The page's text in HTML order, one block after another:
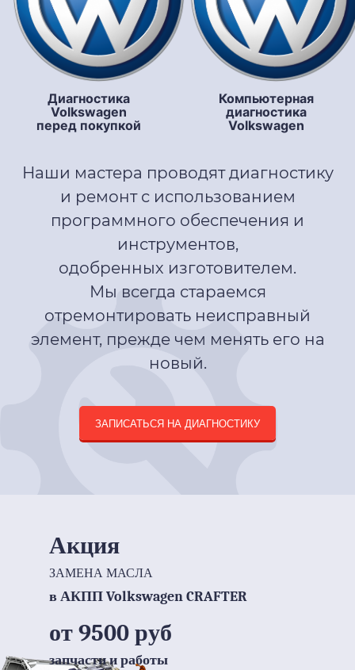
Диагностика
Volkswagen
перед покупкой
Компьютерная
диагностика
Volkswagen
Наши мастера проводят диагностику
и ремонт с использованием
программного обеспечения и
инструментов,
одобренных изготовителем.
Мы всегда стараемся
отремонтировать неисправный
элемент, прежде чем менять его на
новый.
ЗАПИСАТЬСЯ НА ДИАГНОСТИКУ
Акция
ЗАМЕНА МАСЛА
в АКПП Volkswagen CRAFTER
от 9500 руб
запчасти и работы